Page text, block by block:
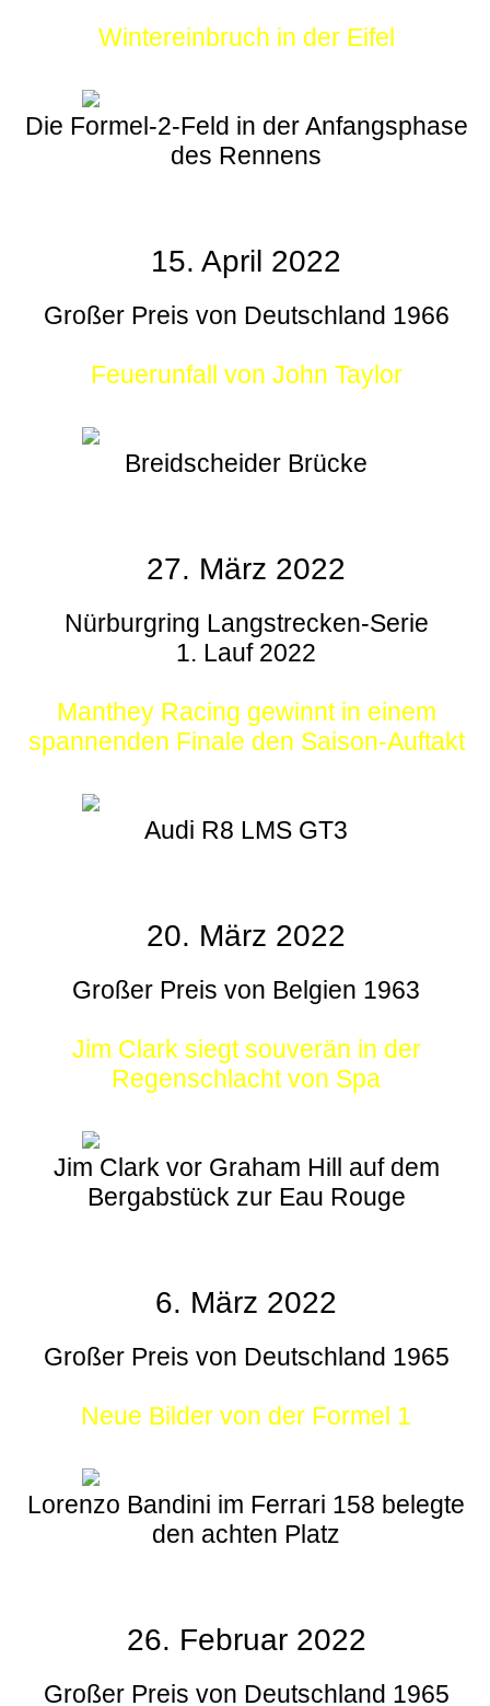
Wintereinbruch in der Eifel
Die Formel-2-Feld in der Anfangsphase
des Rennens
15. April 2022
Großer Preis von Deutschland 1966
Feuerunfall von John Taylor
Breidscheider Brücke
27. März 2022
Nürburgring Langstrecken-Serie
1. Lauf 2022
Manthey Racing gewinnt in einem
spannenden Finale den Saison-Auftakt
Audi R8 LMS GT3
20. März 2022
Großer Preis von Belgien 1963
Jim Clark siegt souverän in der
Regenschlacht von Spa
Jim Clark vor Graham Hill auf dem
Bergabstück zur Eau Rouge
6. März 2022
Großer Preis von Deutschland 1965
Neue Bilder von der Formel 1
Lorenzo Bandini im Ferrari 158 belegte
den achten Platz
26. Februar 2022
Großer Preis von Deutschland 1965